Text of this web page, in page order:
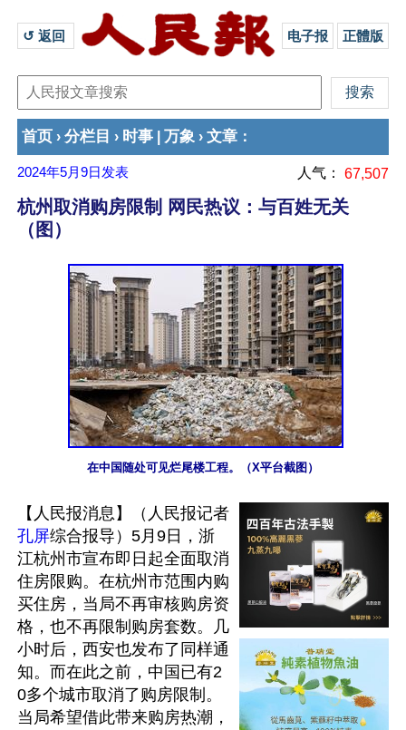
↺ 返回 电子报 正體版
首页 › 分栏目 › 时事 万象 › 文章 ：
2024年5月9日 发表 人气： 67,507
杭州取消购房限制 网民热议：与百姓无关
（图）
在中国随处可见烂尾楼工程。（X平台截图）
【人民报消息】（人民报记者
孔屏综合报导）5月9日，浙
江杭州市宣布即日起全面取消
住房限购。在杭州市范围内购
买住房，当局不再审核购房资
格，也不再限制购房套数。几
小时后，西安也发布了同样通
知。而在此之前，中国已有2
0多个城市取消了购房限制。
当局希望借此带来购房热潮，